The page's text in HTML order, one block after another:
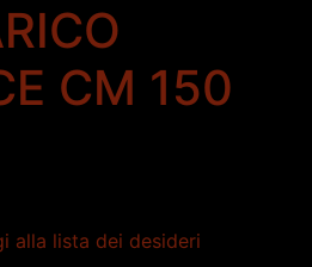
CM 150
alla lista dei desideri